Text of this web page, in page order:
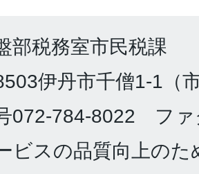
部税務室市民税課
伊丹市千僧1-1（
072-784-8022 ファ
ビスの品質向上のた